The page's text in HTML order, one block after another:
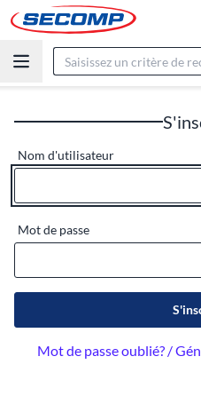
Nom d'utilisateur
Mot de passe
Mot de passe oublié? /